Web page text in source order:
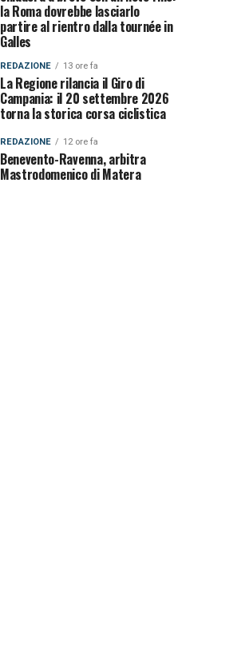
la Roma dovrebbe lasciarlo
partire al rientro dalla tournée in
Galles
REDAZIONE 13 ore fa
La Regione rilancia il Giro di
Campania: il 20 settembre 2026
torna la storica corsa ciclistica
REDAZIONE 12 ore fa
Benevento-Ravenna, arbitra
Mastrodomenico di Matera